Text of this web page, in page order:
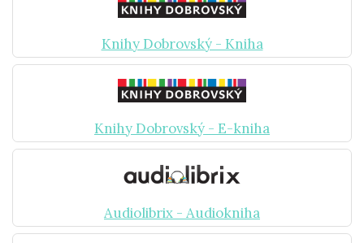
Knihy Dobrovský - Kniha
Knihy Dobrovský - E-kniha
Audiolibrix - Audiokniha